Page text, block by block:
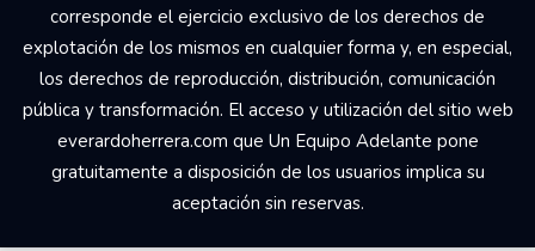
corresponde el ejercicio exclusivo de los derechos de
explotación de los mismos en cualquier forma y, en especial,
los derechos de reproducción, distribución, comunicación
pública y transformación. El acceso y utilización del sitio web
everardoherrera.com que Un Equipo Adelante pone
gratuitamente a disposición de los usuarios implica su
aceptación sin reservas.